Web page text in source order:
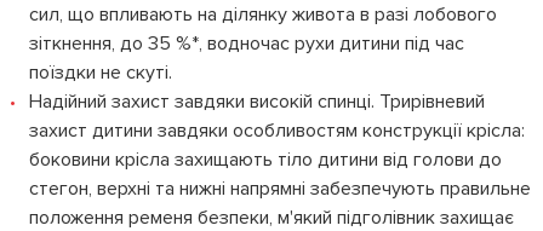
сил, що впливають на ділянку живота в разі лобового
зіткнення, до 35 %*, водночас рухи дитини під час
поїздки не скуті.
Надійний захист завдяки високій спинці. Трирівневий
захист дитини завдяки особливостям конструкції крісла:
боковини крісла захищають тіло дитини від голови до
стегон, верхні та нижні напрямні забезпечують правильне
положення ременя безпеки, м'який підголівник захищає